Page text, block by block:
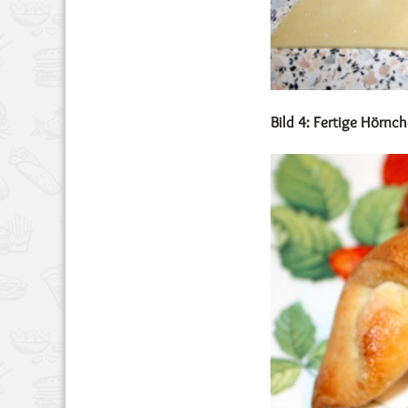
Bild 4: Fertige